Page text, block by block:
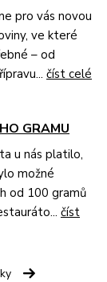
pro vás novou
ve které
– od
číst celé
GRAMU
u nás platilo,
možné
od 100 gramů
číst